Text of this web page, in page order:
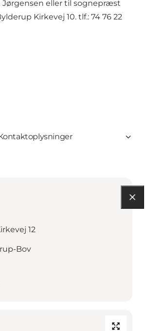
Jørgensen eller til sognepræst
Kirkevej 10. tlf.: 74 76 22
12
Bov